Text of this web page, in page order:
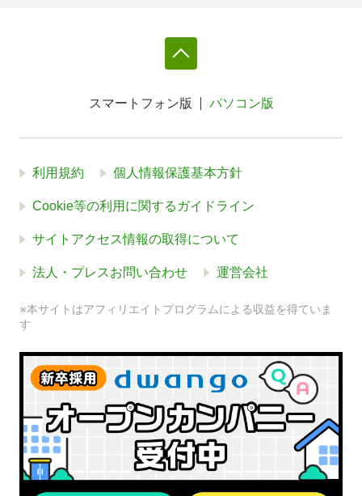
スマートフォン版 パソコン版
利用規約 個人情報保護基本方針
Cookie等の利用に関するガイドライン
サイトアクセス情報の取得について
法人・プレスお問い合わせ 運営会社
※本サイトはアフィリエイトプログラムによる収益を得ていま
す